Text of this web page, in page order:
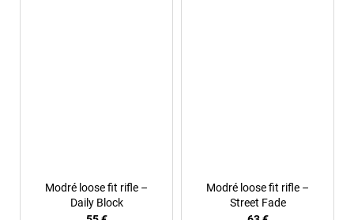
Modré loose fit rifle –
Daily Block
Modré loose fit rifle –
Street Fade